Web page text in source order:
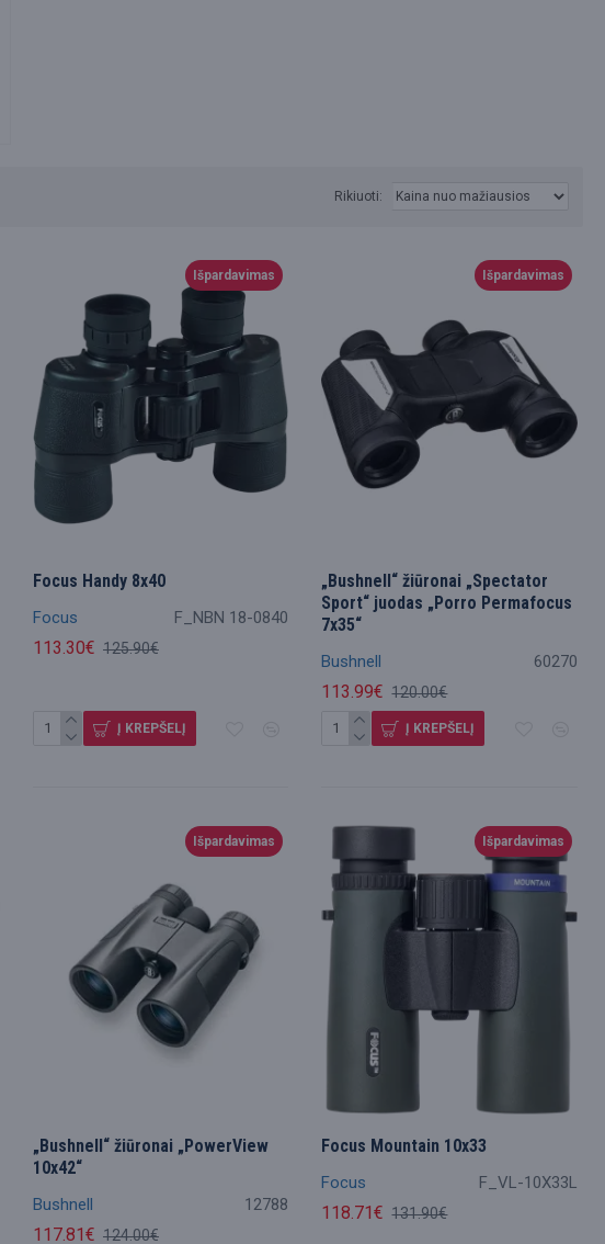
Rikiuoti:
Išpardavimas
Focus F_NBN 18-0840
Focus Handy 8x40
113.30€ 125.90€
Į KREPŠELĮ
Išpardavimas
Bushnell 60270
„Bushnell“ žiūronai „Spectator
Sport“ juodas „Porro Permafocus
7x35“
113.99€ 120.00€
Į KREPŠELĮ
Išpardavimas
Bushnell 12788
„Bushnell“ žiūronai „PowerView
10x42“
117.81€ 124.00€
Išpardavimas
Focus F_VL-10X33L
Focus Mountain 10x33
118.71€ 131.90€